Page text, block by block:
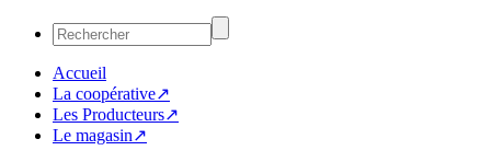
Accueil
La coopérative↗
Les Producteurs↗
Le magasin↗